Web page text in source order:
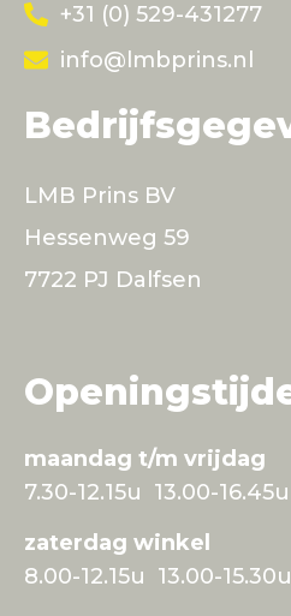
+31 (0) 529-431277
info@lmbprins.nl
LMB Prins BV
Hessenweg 59
7722 PJ Dalfsen
maandag t/m vrijdag
7.30-12.15u 13.00-16.45u
zaterdag winkel
8.00-12.15u 13.00-15.30u